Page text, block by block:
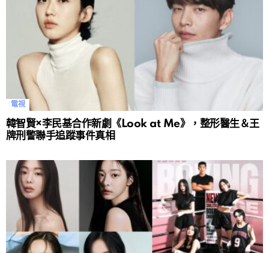
電視
韓智賢×李民基合作新劇《Look at Me》，整形醫生＆王
牌刑警聯手追蹤事件真相